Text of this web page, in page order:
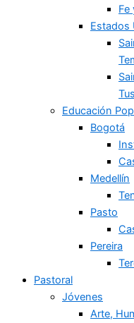
Fe
Estados
Educación
Bogotá
Medellín
Pasto
Pereira
Pastoral
Jóvenes
Arte,